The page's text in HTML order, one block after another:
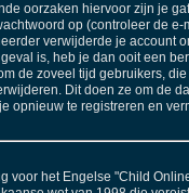
oorzaken hiervoor zijn je
op (controleer de e-
verwijderde je account
is, heb je dan ooit een
de zoveel tijd gebruikers,
Dit doen ze om de
opnieuw te registreren en
voor het Engelse "Child